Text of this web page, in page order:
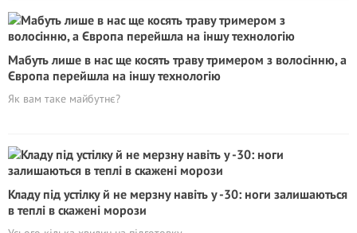
Мабуть лише в нас ще косять траву тримером з волосінню, а
Європа перейшла на іншу технологію
Як вам таке майбутнє?
Кладу під устілку й не мерзну навіть у -30: ноги залишаються
в теплі в скажені морози